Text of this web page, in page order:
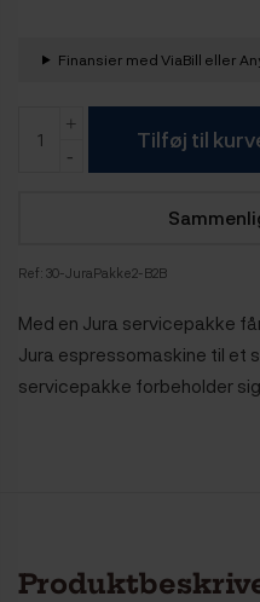
Finansier med ViaBill eller
Tilføj til
Ref: 30-JuraPakke2-B2B
Med en Jura servicepakke
Jura espressomaskine til et
servicepakke forbeholder